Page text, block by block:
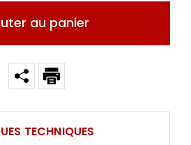
au panier
TECHNIQUES